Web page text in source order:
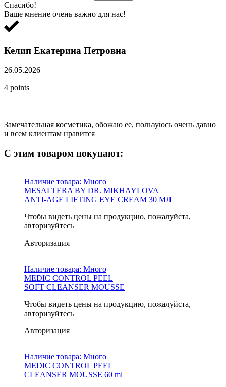
Спасибо!
Ваше мнение очень важно для нас!
Келип Екатерина Петровна
26.05.2026
4 points
Замечательная косметика, обожаю ее, пользуюсь очень давно
и всем клиентам нравится
С этим товаром покупают:
Наличие товара: Много
MESALTERA BY DR. MIKHAYLOVA
ANTI-AGE LIFTING EYE CREAM 30 МЛ
Чтобы видеть цены на продукцию, пожалуйста,
авторизуйтесь
Авторизация
Наличие товара: Много
MEDIC CONTROL PEEL
SOFT CLEANSER MOUSSE
Чтобы видеть цены на продукцию, пожалуйста,
авторизуйтесь
Авторизация
Наличие товара: Много
MEDIC CONTROL PEEL
CLEANSER MOUSSE 60 ml